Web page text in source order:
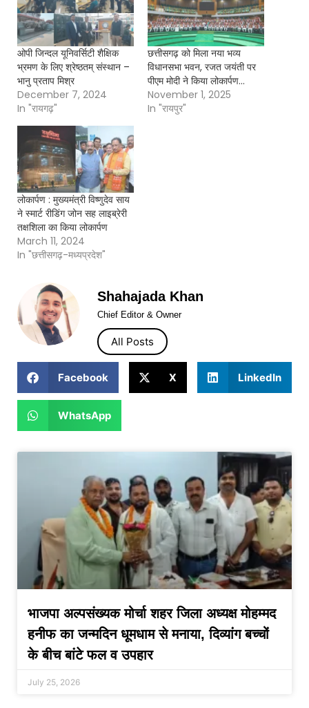
ओपी जिन्दल यूनिवर्सिटी शैक्षिक
भ्रमण के लिए श्रेष्ठतम् संस्थान –
भानु प्रताप मिश्र
December 7, 2024
In "रायगढ़"
छत्तीसगढ़ को मिला नया भव्य
विधानसभा भवन, रजत जयंती पर
पीएम मोदी ने किया लोकार्पण…
November 1, 2025
In "रायपुर"
लोकार्पण : मुख्यमंत्री विष्णुदेव साय
ने स्मार्ट रीडिंग जोन सह लाइब्रेरी
तक्षशिला का किया लोकार्पण
March 11, 2024
In "छत्तीसगढ़-मध्यप्रदेश"
Shahajada Khan
Chief Editor & Owner
All Posts
Facebook X LinkedIn
WhatsApp
भाजपा अल्पसंख्यक मोर्चा शहर जिला अध्यक्ष मोहम्मद
हनीफ का जन्मदिन धूमधाम से मनाया, दिव्यांग बच्चों
के बीच बांटे फल व उपहार
July 25, 2026